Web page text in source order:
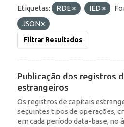
Etiquetas:
RDE IED
JSON
Filtrar Resultados
Publicação dos registros
estrangeiros
Os registros de capitais
seguintes tipos de operações,
em cada período data-base, no